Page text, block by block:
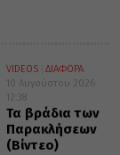
VIDEOS
ΔΙΑΦΟΡΑ
10 Αυγούστου 2026
12:38
Τα βράδια των
Παρακλήσεων
(Βίντεο)